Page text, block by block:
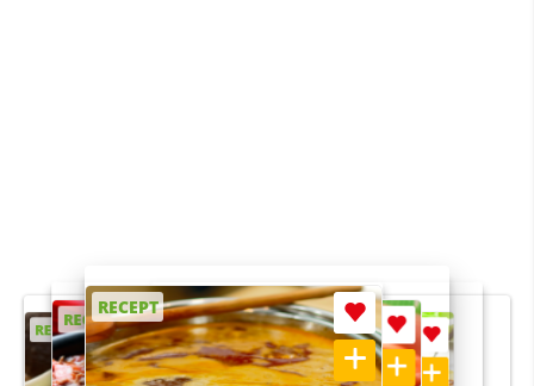
RECEPT
RECEPT
RECEPT
RECEPT
RECEPT